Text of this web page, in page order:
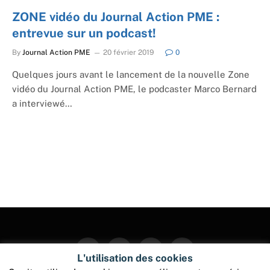
ZONE vidéo du Journal Action PME :
entrevue sur un podcast!
By Journal Action PME 20 février 2019 0
Quelques jours avant le lancement de la nouvelle Zone
vidéo du Journal Action PME, le podcaster Marco Bernard
a interviewé…
FacebookTwitter InstagramPinterest
L'utilisation des cookies